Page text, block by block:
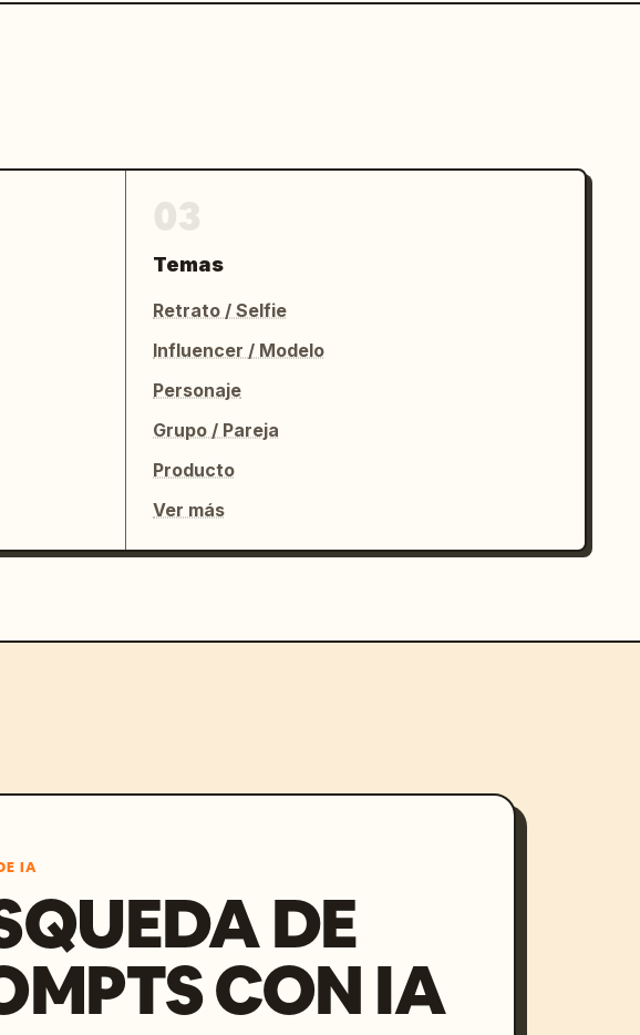
Temas
Retrato / Selfie
Influencer / Modelo
Personaje
Grupo / Pareja
Producto
Ver más
IA
DE
CON IA